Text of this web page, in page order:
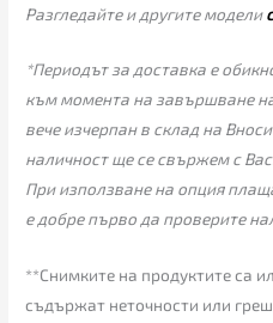
Разгледайте и другите модели
*Периодът за доставка е
към момента на завършване
вече изчерпан в склад на
наличност ще се свържем с
При използване на опция
е добре първо да проверите
**Снимките на продуктите са
съдържат неточности или